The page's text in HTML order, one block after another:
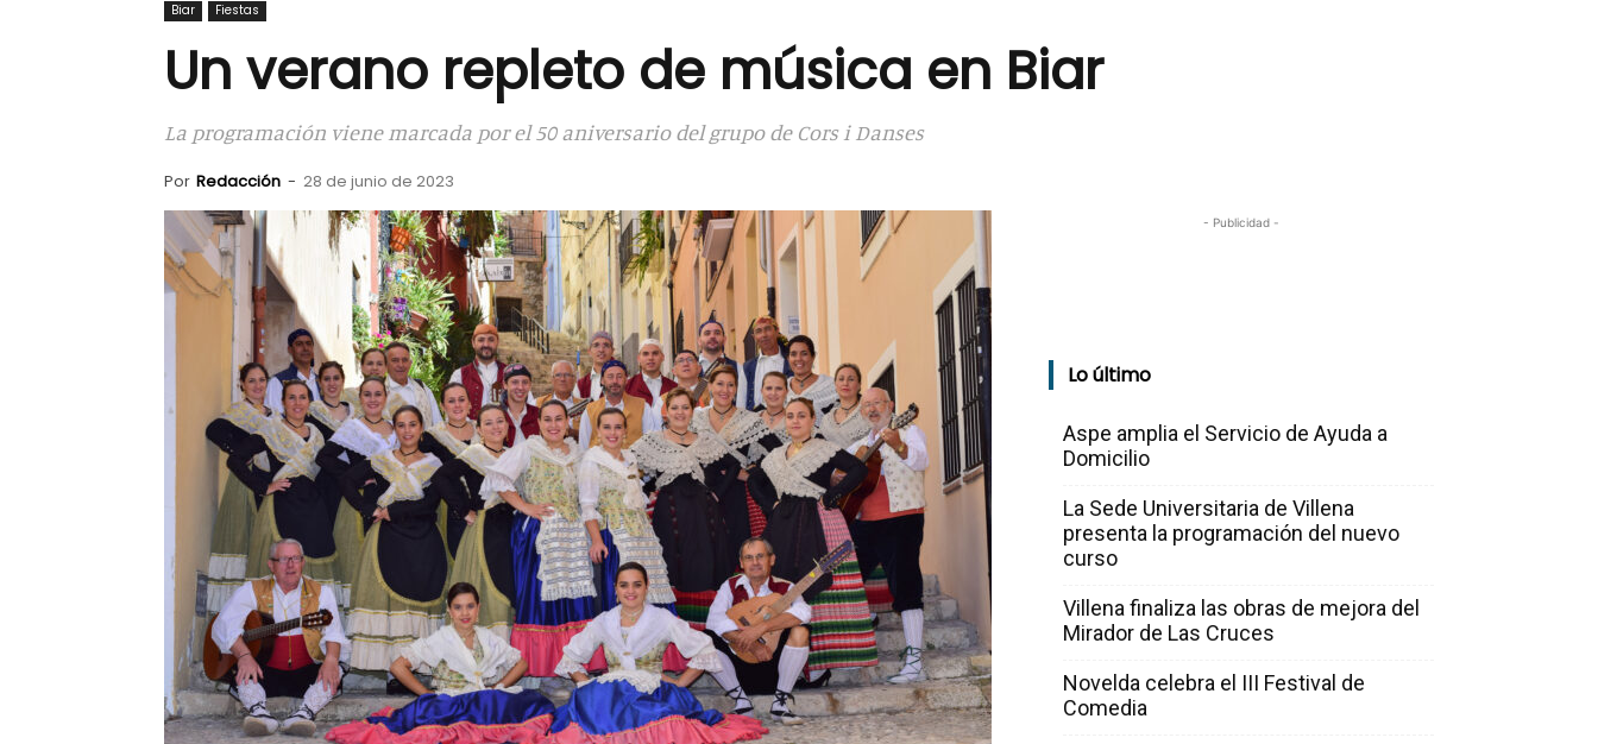
Biar Fiestas
Un verano repleto de música en Biar
La programación viene marcada por el 50 aniversario del grupo de Cors i Danses
Por Redacción - 28 de junio de 2023
- Publicidad -
Lo último
Aspe amplia el Servicio de Ayuda a
Domicilio
La Sede Universitaria de Villena
presenta la programación del nuevo
curso
Villena finaliza las obras de mejora del
Mirador de Las Cruces
Novelda celebra el III Festival de
Comedia